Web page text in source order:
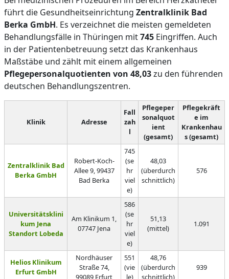
führt die Gesundheitseinrichtung Zentralklinik Bad
Berka GmbH. Es verzeichnet die meisten gemeldeten
Behandlungsfälle in Thüringen mit745 Eingriffen. Auch
in der Patientenbetreuung setzt das Krankenhaus
Maßstäbe und zählt mit einem allgemeinen
Pflegepersonalquotienten von 48,03zu den führenden
deutschen Behandlungszentren.
Klinik Adresse
Fall
zah
l
Pflegeper
sonalquot
ient
(gesamt)
Pflegekräft
e im
Krankenhau
s (gesamt)
Zentralklinik Bad
Berka GmbH
Robert-Koch-
Allee 9, 99437
Bad Berka
745
(se
hr
viel
e)
48,03
(überdurch
schnittlich)
576
Universitätsklini
kum Jena
Standort Lobeda
Am Klinikum 1,
07747 Jena
586
(se
hr
viel
e)
51,13
(mittel)
1.091
Helios Klinikum
Erfurt GmbH
Nordhäuser
Straße 74,
99089 Erfurt
551
(vie
le)
48,76
(überdurch
schnittlich)
939